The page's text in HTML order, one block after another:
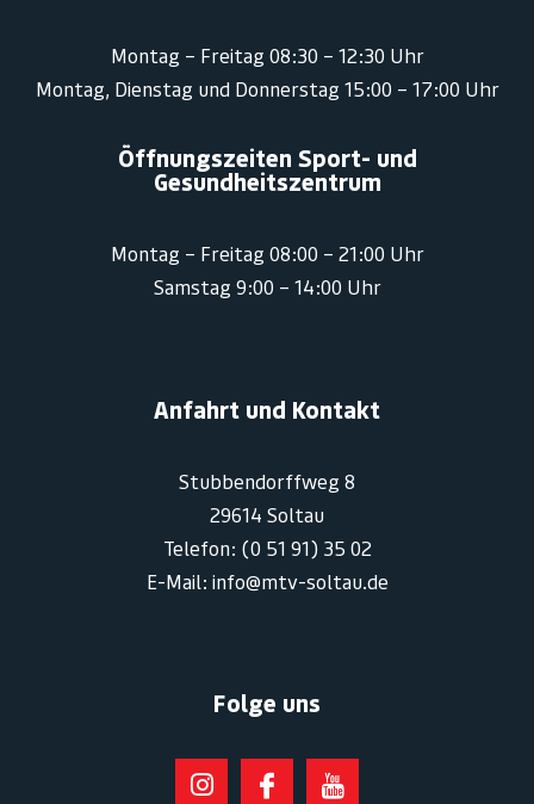
Montag – Freitag 08:30 – 12:30 Uhr
Montag, Dienstag und Donnerstag 15:00 – 17:00 Uhr
Öffnungszeiten Sport- und
Gesundheitszentrum
Montag – Freitag 08:00 – 21:00 Uhr
Samstag 9:00 – 14:00 Uhr
Anfahrt und Kontakt
Stubbendorffweg 8
29614 Soltau
Telefon: (0 51 91) 35 02
E-Mail: info@mtv-soltau.de
Folge uns